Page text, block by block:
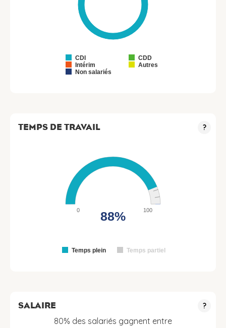
CDI
CDD
Intérim
Autres
Non salariés
TEMPS DE TRAVAIL ?
Temps plein Temps partiel
0 100
88%
SALAIRE ?
80% des salariés gagnent entre